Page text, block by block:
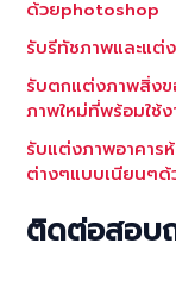
ด้วยphotoshop
รับรีทัชภาพและแ
รับตกแต่งภาพสิ่ง
ภาพใหม่ที่พร้อมใช้
รับแต่งภาพอาคา
ต่างๆแบบเนียนๆ
ติดต่อสอบ